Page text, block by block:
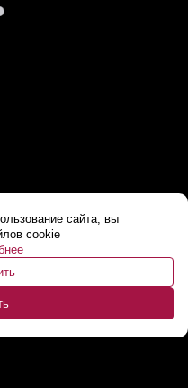
сайта, вы
cookie
ЛГБТ грузинам:
Они всю жизнь на